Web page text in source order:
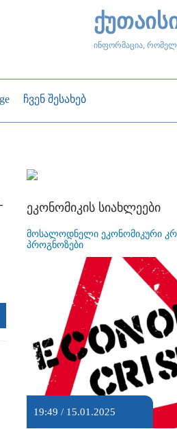
ინფორმაცია,
ჩვენ შესახებ
ეკონომიკის სიახლეები
მოსალოდნელი ეკონომიკური
პროგნოზები
19:49 / 15.01.2025